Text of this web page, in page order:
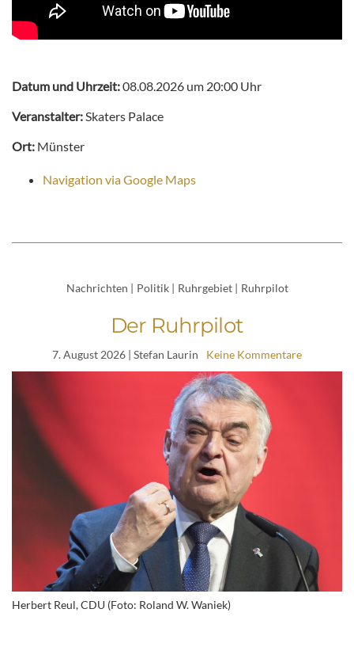
Datum und Uhrzeit:08.08.2026 um 20:00 Uhr
Veranstalter:Skaters Palace
Ort: Münster
Navigation via Google Maps
Nachrichten | Politik | Ruhrgebiet | Ruhrpilot
Der Ruhrpilot
7. August 2026 | Stefan Laurin Keine Kommentare
Herbert Reul, CDU (Foto: Roland W. Waniek)